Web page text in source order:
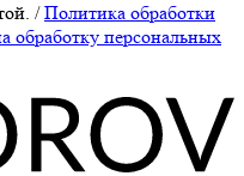
/ Политика обработки
обработку персональных